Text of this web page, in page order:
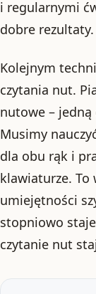
i regularnymi
dobre rezultaty.
Kolejnym
czytania nut.
nutowe –
Musimy
dla obu rąk i
klawiaturze. To
umiejętności
stopniowo
czytanie nut